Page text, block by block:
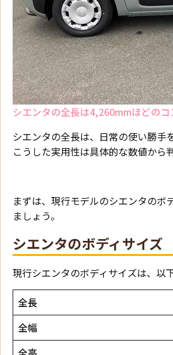
シエンタの全長は4,260mmほどの
シエンタの全長は、日常の使い勝手
こうした実用性は具体的な数値から
まずは、現行モデルのシエンタの
ましょう。
シエンタのボディサイズ
現行シエンタのボディサイズは、以
全長
全幅